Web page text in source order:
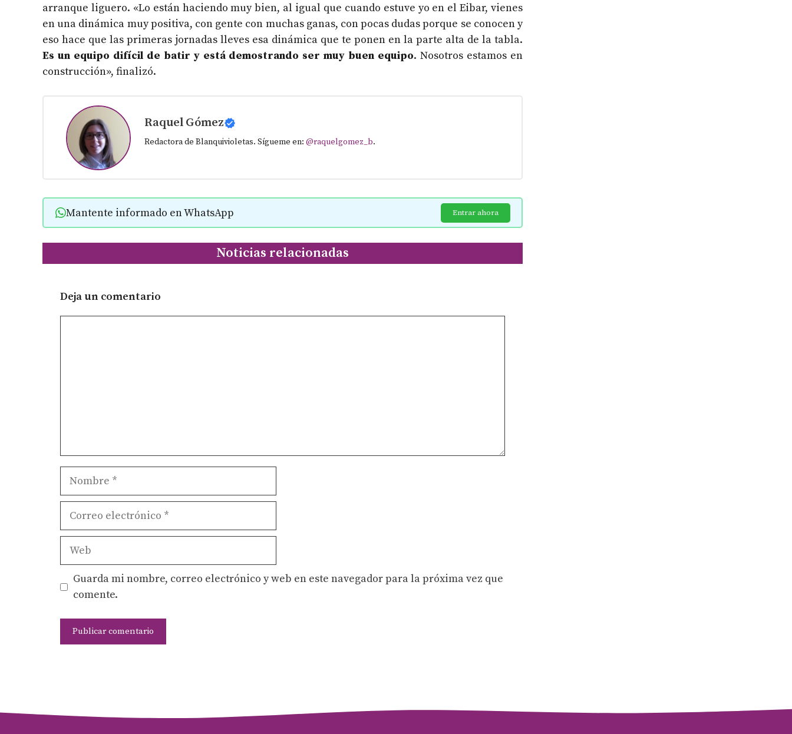
arranque liguero. «Lo están haciendo muy bien, al igual que cuando estuve yo en el Eibar, vienes
en una dinámica muy positiva, con gente con muchas ganas, con pocas dudas porque se conocen y
eso hace que las primeras jornadas lleves esa dinámica que te ponen en la parte alta de la tabla.
Es un equipo difícil de batir y está demostrando ser muy buen equipo. Nosotros estamos en
construcción», finalizó.
Raquel Gómez
Redactora de Blanquivioletas. Sígueme en: @raquelgomez_b.
Mantente informado en WhatsApp Entrar ahora
Noticias relacionadas
Deja un comentario
Nombre
Correo
Web
Guarda mi nombre, correo electrónico y web en este navegador para la próxima vez que
comente.